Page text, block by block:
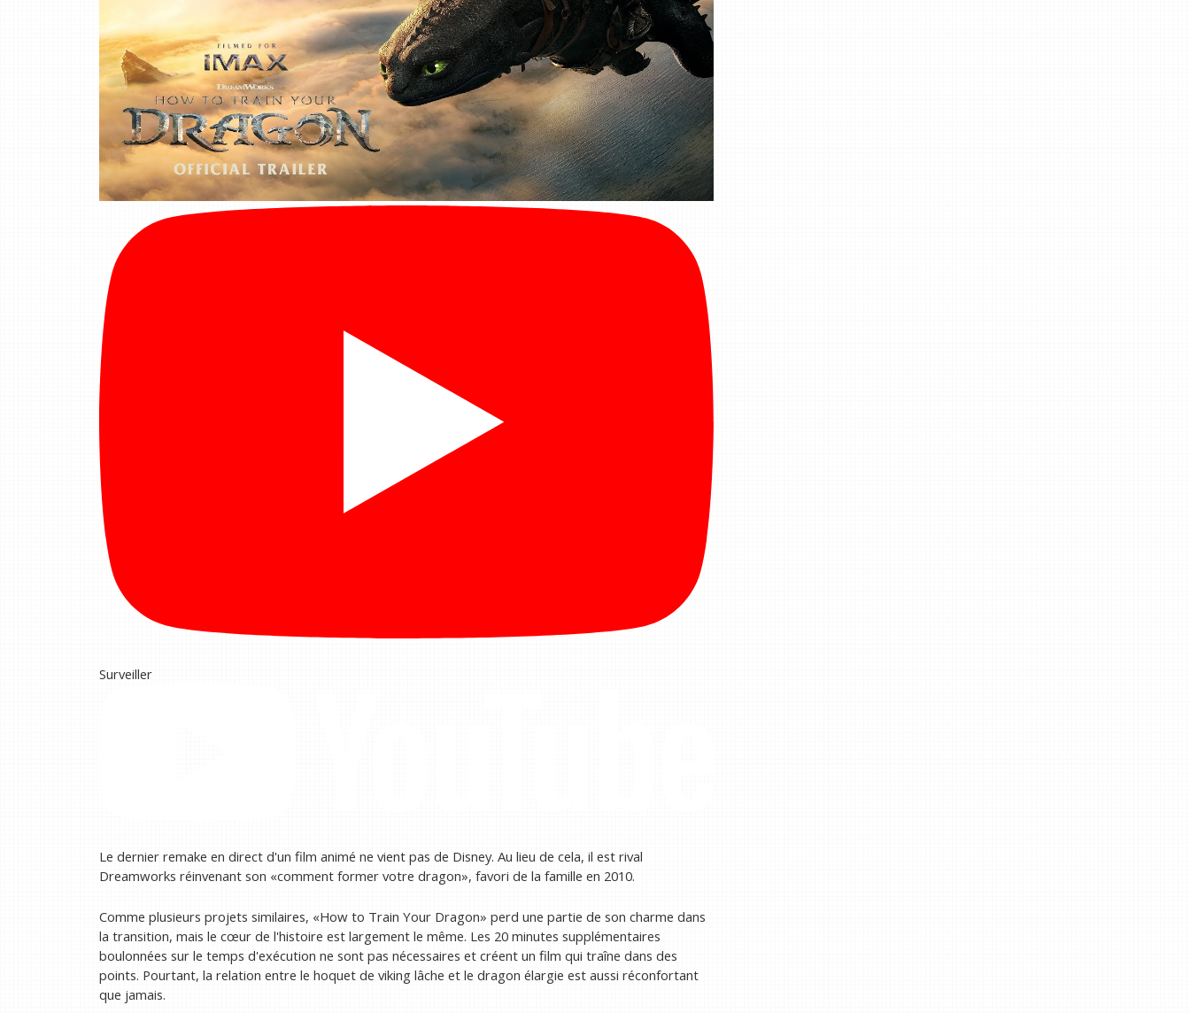
Surveiller
Le dernier remake en direct d'un film animé ne vient pas de Disney. Au lieu de cela, il est rival
Dreamworks réinvenant son «comment former votre dragon», favori de la famille en 2010.
Comme plusieurs projets similaires, «How to Train Your Dragon» perd une partie de son charme dans
la transition, mais le cœur de l'histoire est largement le même. Les 20 minutes supplémentaires
boulonnées sur le temps d'exécution ne sont pas nécessaires et créent un film qui traîne dans des
points. Pourtant, la relation entre le hoquet de viking lâche et le dragon élargie est aussi réconfortant
que jamais.